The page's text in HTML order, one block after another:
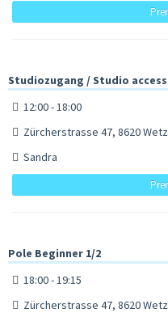
Studiozugang / Studio access
12:00 - 18:00
Zürcherstrasse 47, 8620
Sandra
Pole Beginner 1/2
18:00 - 19:15
Zürcherstrasse 47, 8620